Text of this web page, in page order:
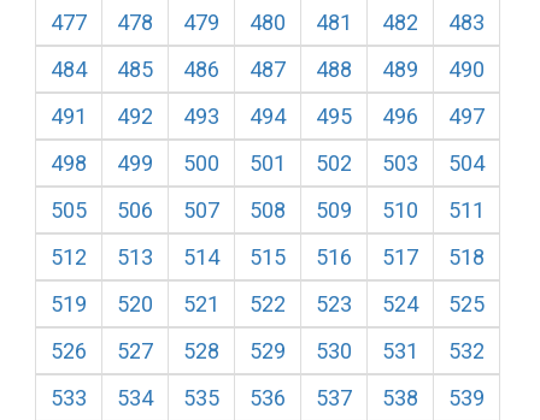
477 478 479 480 481 482
483
484
485 486 487 488 489
490
491
492 493 494 495 496
497
498
499 500 501 502 503
504
505
506 507 508 509 510
511
512
513 514 515 516 517
518
519
520 521 522 523 524
525
526
527 528 529 530 531
532
533
534 535 536 537 538
539